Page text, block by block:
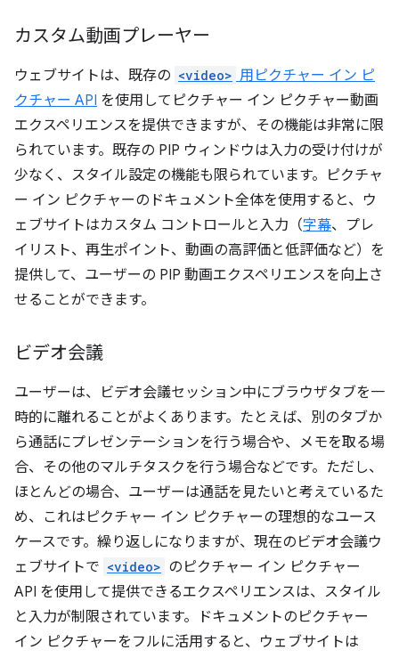
カスタム動画プレーヤー
ウェブサイトは、既存の <video> 用ピクチャー イン ピ
クチャー API を使用してピクチャー イン ピクチャー動画
エクスペリエンスを提供できますが、その機能は非常に限
られています。既存の PIP ウィンドウは入力の受け付けが
少なく、スタイル設定の機能も限られています。ピクチャ
ー イン ピクチャーのドキュメント全体を使用すると、ウ
ェブサイトはカスタム コントロールと入力（字幕、プレ
イリスト、再生ポイント、動画の高評価と低評価など）を
提供して、ユーザーの PIP 動画エクスペリエンスを向上さ
せることができます。
ビデオ会議
ユーザーは、ビデオ会議セッション中にブラウザタブを一
時的に離れることがよくあります。たとえば、別のタブか
ら通話にプレゼンテーションを行う場合や、メモを取る場
合、その他のマルチタスクを行う場合などです。ただし、
ほとんどの場合、ユーザーは通話を見たいと考えているた
め、これはピクチャー イン ピクチャーの理想的なユース
ケースです。繰り返しになりますが、現在のビデオ会議ウ
ェブサイトで <video> のピクチャー イン ピクチャー
API を使用して提供できるエクスペリエンスは、スタイル
と入力が制限されています。ドキュメントのピクチャー
イン ピクチャーをフルに活用すると、ウェブサイトは